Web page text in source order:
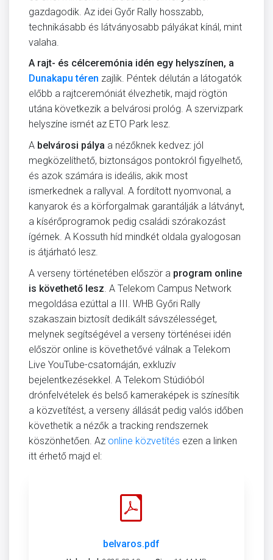
gazdagodik. Az idei Győr Rally hosszabb,
technikásabb és látványosabb pályákat kínál, mint
valaha.
A rajt- és célceremónia idén egy helyszínen, a
Dunakapu téren zajlik. Péntek délután a látogatók
előbb a rajtceremóniát élvezhetik, majd rögtön
utána következik a belvárosi prológ. A szervizpark
helyszíne ismét az ETO Park lesz.
A belvárosi pálya a nézőknek kedvez: jól
megközelíthető, biztonságos pontokról figyelhető,
és azok számára is ideális, akik most
ismerkednek a rallyval. A fordított nyomvonal, a
kanyarok és a körforgalmak garantálják a látványt,
a kísérőprogramok pedig családi szórakozást
ígérnek. A Kossuth híd mindkét oldala gyalogosan
is átjárható lesz.
A verseny történetében először a program online
is követhető lesz . A Telekom Campus Network
megoldása ezúttal a III. WHB Győri Rally
szakaszain biztosít dedikált sávszélességet,
melynek segítségével a verseny történései idén
először online is követhetővé válnak a Telekom
Live YouTube-csatornáján, exkluzív
bejelentkezésekkel. A Telekom Stúdióból
drónfelvételek és belső kameraképek is színesítik
a közvetítést, a verseny állását pedig valós időben
követhetik a nézők a tracking rendszernek
köszönhetően. Az online közvetítés ezen a linken
itt érhető majd el:
belvaros.pdf